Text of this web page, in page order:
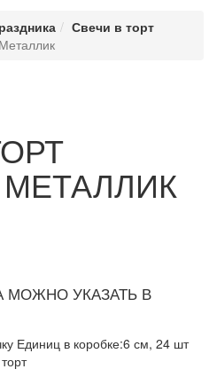
Свечи в торт
МОЖНО УКАЗАТЬ В
Единиц в коробке:6 см, 24 шт